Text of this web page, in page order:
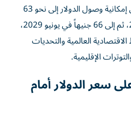
كما أشارت التوقعات إلى إمكانية وصول الدولار إلى نحو 63
جنيهاً بحلول يونيو 2028، ثم إلى 66 جنيهاً في يونيو 2029،
العالمية والتحديات
الإقليمية.
سعر الدولار أمام